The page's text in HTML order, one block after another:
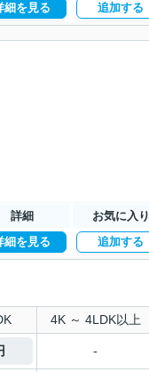
細を見る 追加する
詳細 お気に入り
細を見る 追加する
4K ～ 4LDK以上
-